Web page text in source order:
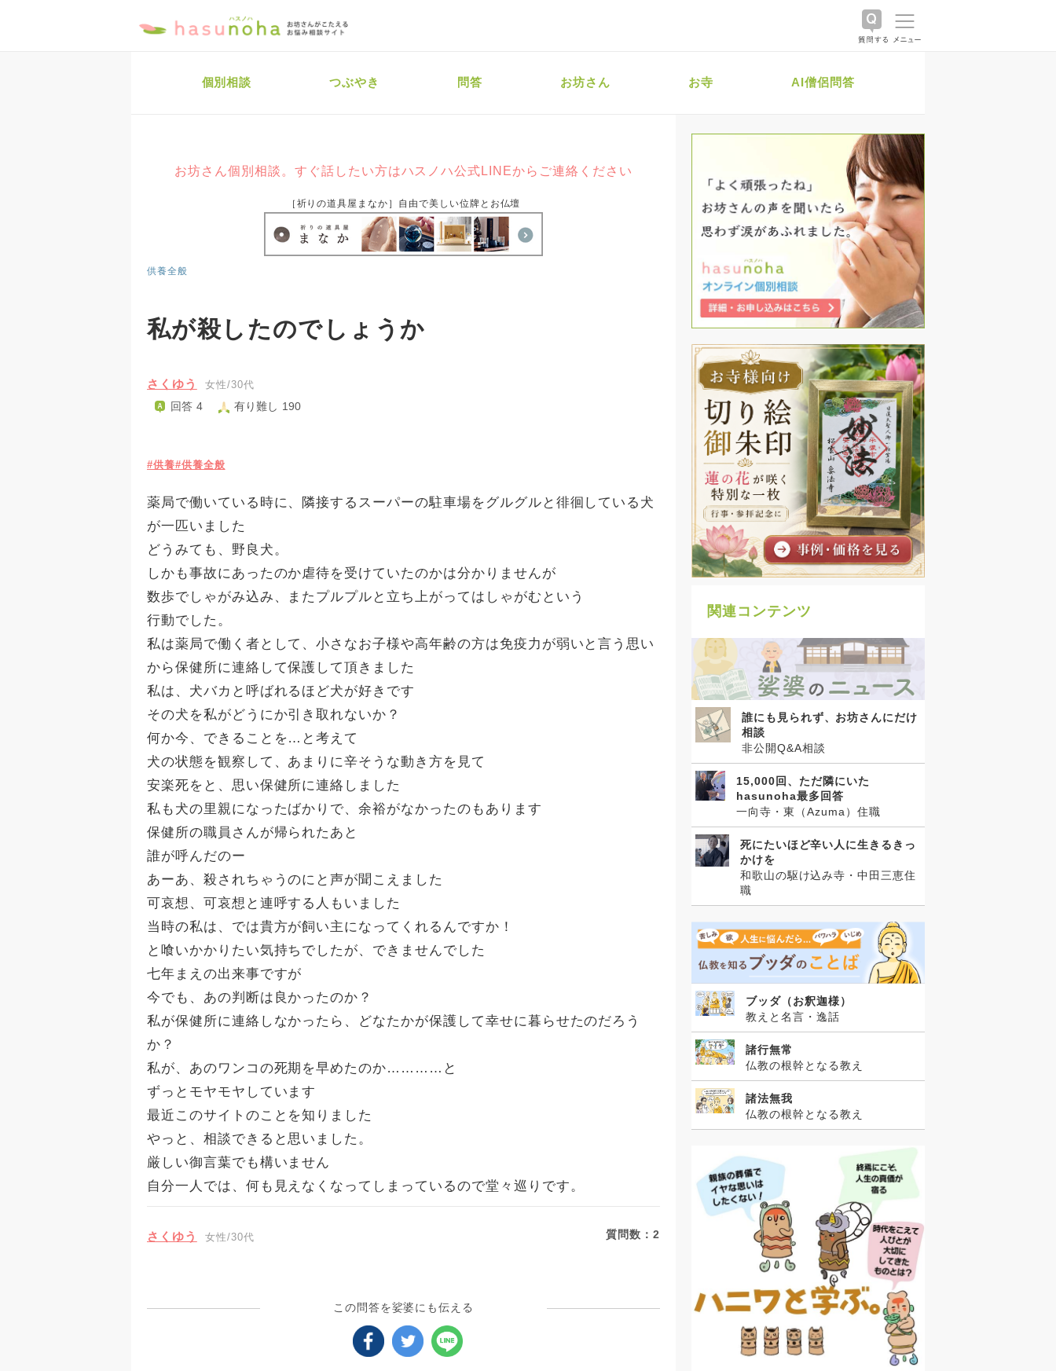
個別相談 つぶやき 問答 お坊さん お寺 AI僧侶問答
お坊さん個別相談。すぐ話したい方はハスノハ公式LINEからご連絡ください
［祈りの道具屋まなか］自由で美しい位牌とお仏壇
供養全般
私が殺したのでしょうか
さくゆう 女性/30代
回答 4 有り難し 190
#供養#供養全般
薬局で働いている時に、隣接するスーパーの駐車場をグルグルと徘徊している犬
が一匹いました
どうみても、野良犬。
しかも事故にあったのか虐待を受けていたのかは分かりませんが
数歩でしゃがみ込み、またプルプルと立ち上がってはしゃがむという
行動でした。
私は薬局で働く者として、小さなお子様や高年齢の方は免疫力が弱いと言う思い
から保健所に連絡して保護して頂きました
私は、犬バカと呼ばれるほど犬が好きです
その犬を私がどうにか引き取れないか？
何か今、できることを…と考えて
犬の状態を観察して、あまりに辛そうな動き方を見て
安楽死をと、思い保健所に連絡しました
私も犬の里親になったばかりで、余裕がなかったのもあります
保健所の職員さんが帰られたあと
誰が呼んだのー
あーあ、殺されちゃうのにと声が聞こえました
可哀想、可哀想と連呼する人もいました
当時の私は、では貴方が飼い主になってくれるんですか！
と喰いかかりたい気持ちでしたが、できませんでした
七年まえの出来事ですが
今でも、あの判断は良かったのか？
私が保健所に連絡しなかったら、どなたかが保護して幸せに暮らせたのだろう
か？
私が、あのワンコの死期を早めたのか…………と
ずっとモヤモヤしています
最近このサイトのことを知りました
やっと、相談できると思いました。
厳しい御言葉でも構いません
自分一人では、何も見えなくなってしまっているので堂々巡りです。
さくゆう 女性/30代 質問数：2
この問答を娑婆にも伝える
関連コンテンツ
誰にも見られず、お坊さんにだけ
相談
非公開Q&A相談
15,000回、ただ隣にいた
hasunoha最多回答
一向寺・東（Azuma）住職
死にたいほど辛い人に生きるきっ
かけを
和歌山の駆け込み寺・中田三恵住
職
ブッダ（お釈迦様）
教えと名言・逸話
諸行無常
仏教の根幹となる教え
諸法無我
仏教の根幹となる教え